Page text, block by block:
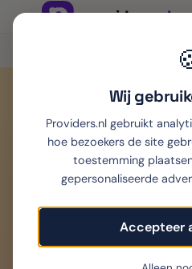
Wij
Providers.nl gebruikt
hoe bezoekers de site
toestemming
gepersonaliseerde
Accepteer
Onafhankelijk sinds 2007
Home›Mobiel ›Sim only›eSIM
eSIM
Beste eSIM voor
netwerk — alle prijzen